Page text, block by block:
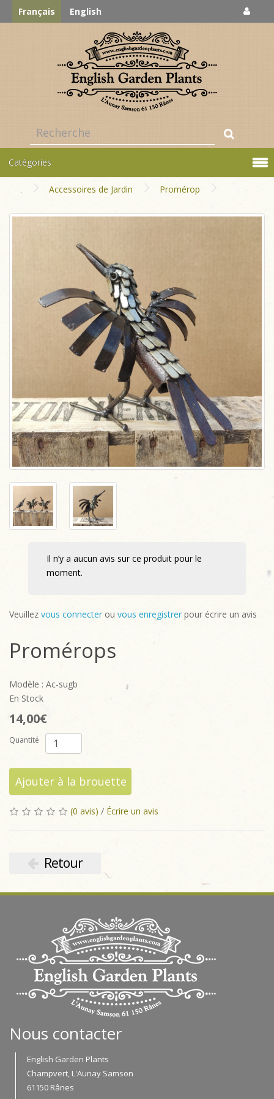
Français English
Catégories
Accessoires de Jardin Promérop
Il n’y a aucun avis sur ce produit pour le
moment.
Veuillez vous connecter ou vous enregistrer pour écrire un avis
Promérops
Modèle : Ac-sugb
En Stock
14,00€
Quantité
Ajouter à la brouette
(0 avis) / Écrire un avis
Retour
Nous contacter
English Garden Plants
Champvert, L'Aunay Samson
61150 Rânes